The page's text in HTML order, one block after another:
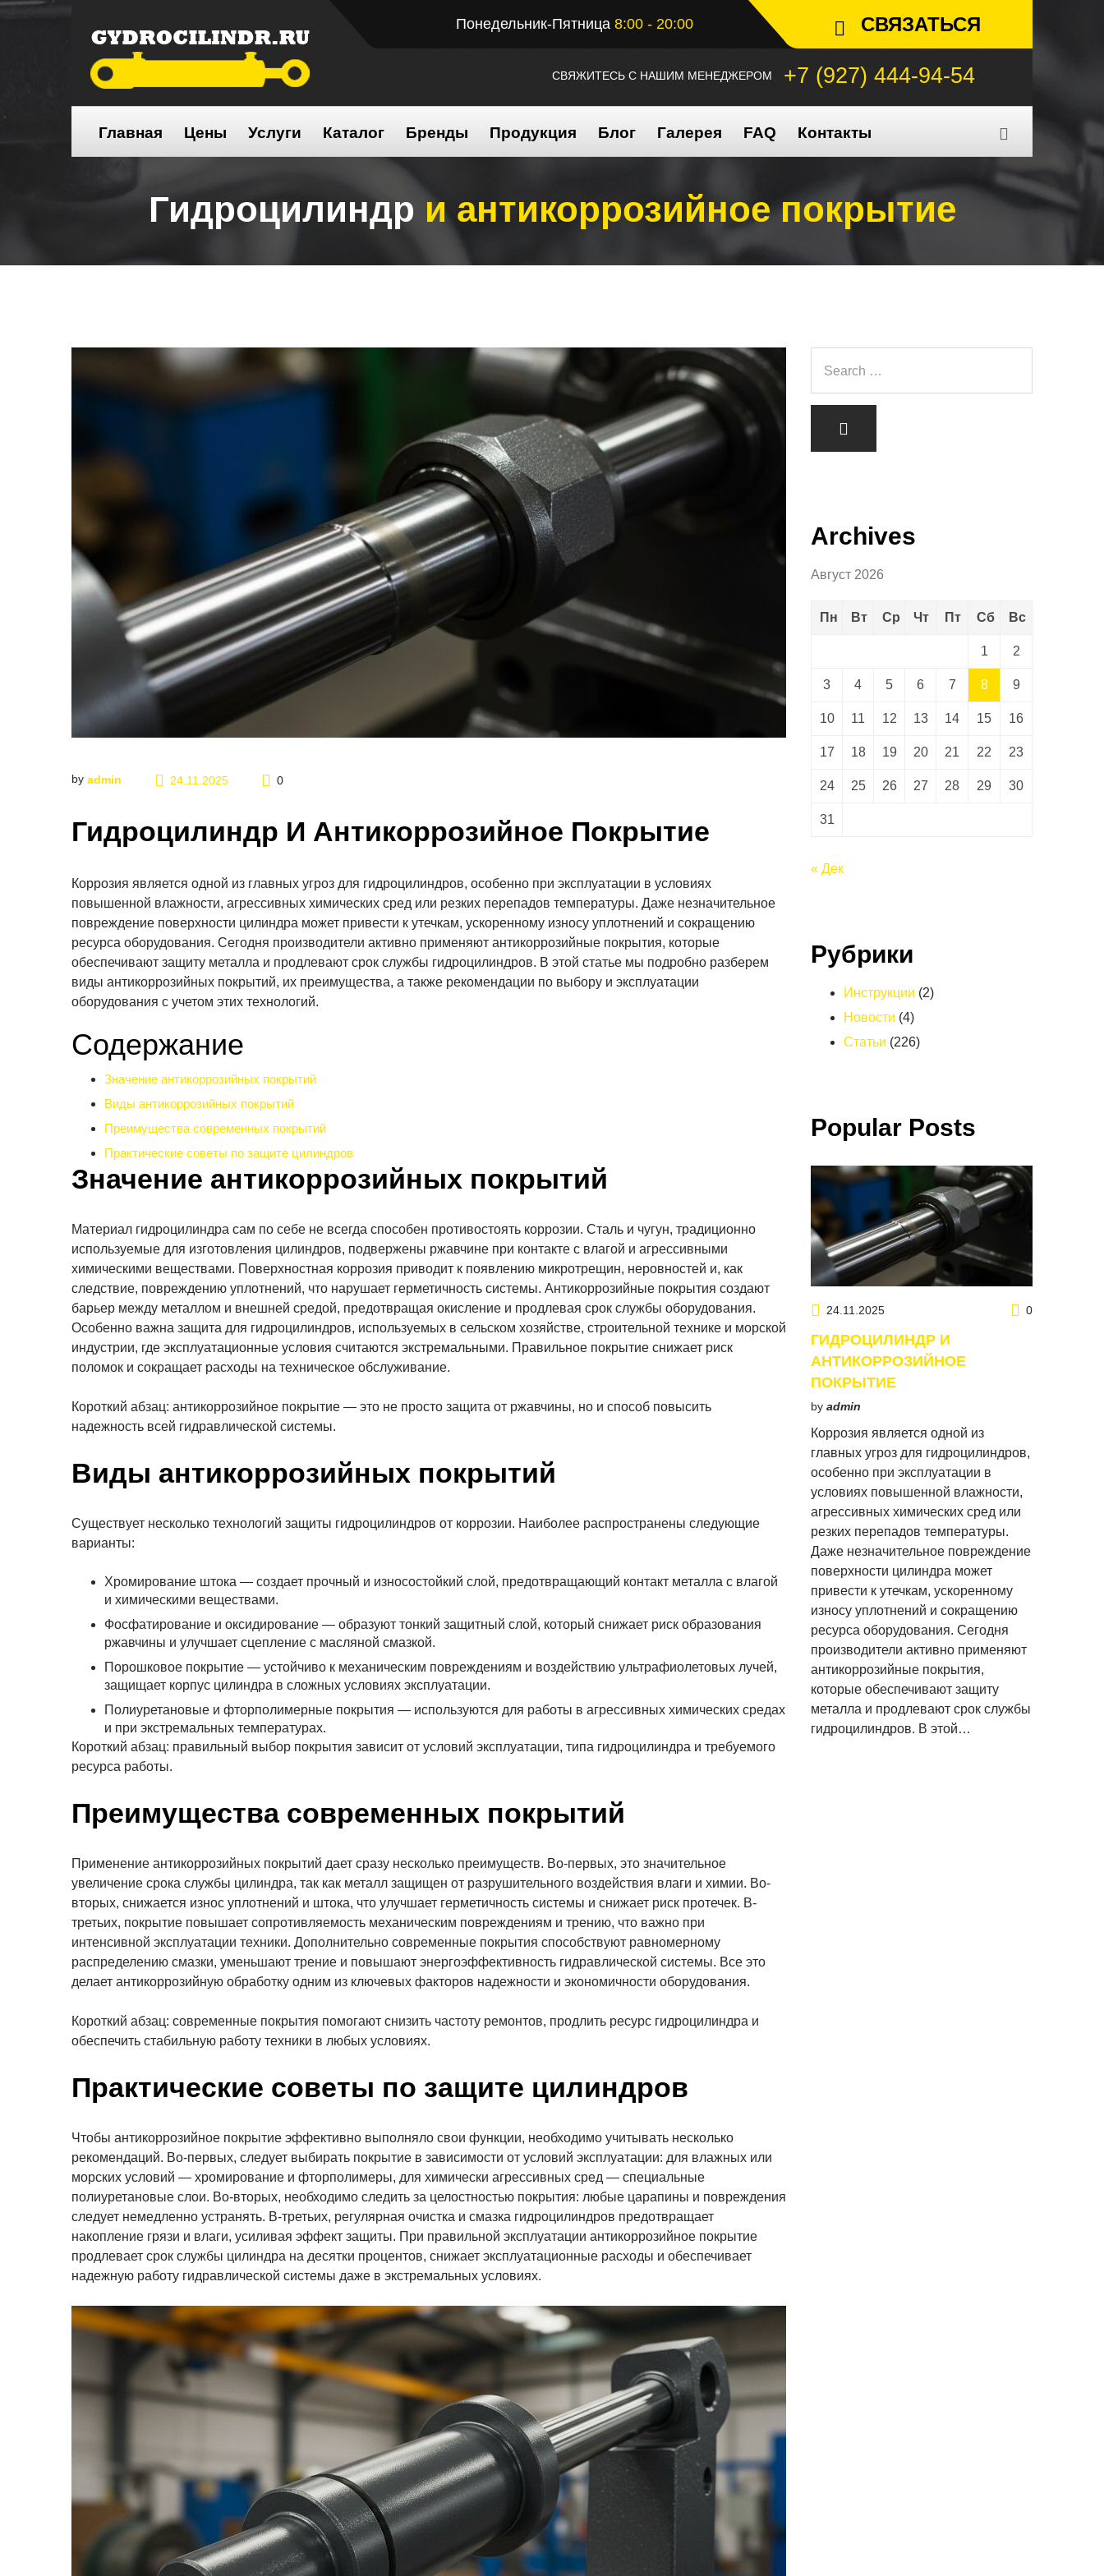
Понедельник-Пятница 8:00 - 20:00 СВЯЗАТЬСЯ
СВЯЖИТЕСЬ С НАШИМ МЕНЕДЖЕРОМ +7 (927) 444-94-54
Главная Цены Услуги Каталог Бренды Продукция Блог Галерея FAQ Контакты
Гидроцилиндр и антикоррозийное покрытие
by admin 24.11.2025 0
Гидроцилиндр И Антикоррозийное Покрытие
Коррозия является одной из главных угроз для гидроцилиндров, особенно при эксплуатации в условиях
повышенной влажности, агрессивных химических сред или резких перепадов температуры. Даже незначительное
повреждение поверхности цилиндра может привести к утечкам, ускоренному износу уплотнений и сокращению
ресурса оборудования. Сегодня производители активно применяют антикоррозийные покрытия, которые
обеспечивают защиту металла и продлевают срок службы гидроцилиндров. В этой статье мы подробно разберем
виды антикоррозийных покрытий, их преимущества, а также рекомендации по выбору и эксплуатации
оборудования с учетом этих технологий.
Содержание
Значение антикоррозийных покрытий
Виды антикоррозийных покрытий
Преимущества современных покрытий
Практические советы по защите цилиндров
Значение антикоррозийных покрытий
Материал гидроцилиндра сам по себе не всегда способен противостоять коррозии. Сталь и чугун, традиционно
используемые для изготовления цилиндров, подвержены ржавчине при контакте с влагой и агрессивными
химическими веществами. Поверхностная коррозия приводит к появлению микротрещин, неровностей и, как
следствие, повреждению уплотнений, что нарушает герметичность системы. Антикоррозийные покрытия создают
барьер между металлом и внешней средой, предотвращая окисление и продлевая срок службы оборудования.
Особенно важна защита для гидроцилиндров, используемых в сельском хозяйстве, строительной технике и морской
индустрии, где эксплуатационные условия считаются экстремальными. Правильное покрытие снижает риск
поломок и сокращает расходы на техническое обслуживание.
Короткий абзац: антикоррозийное покрытие — это не просто защита от ржавчины, но и способ повысить
надежность всей гидравлической системы.
Виды антикоррозийных покрытий
Существует несколько технологий защиты гидроцилиндров от коррозии. Наиболее распространены следующие
варианты:
Хромирование штока — создает прочный и износостойкий слой, предотвращающий контакт металла с влагой
и химическими веществами.
Фосфатирование и оксидирование — образуют тонкий защитный слой, который снижает риск образования
ржавчины и улучшает сцепление с масляной смазкой.
Порошковое покрытие — устойчиво к механическим повреждениям и воздействию ультрафиолетовых лучей,
защищает корпус цилиндра в сложных условиях эксплуатации.
Полиуретановые и фторполимерные покрытия — используются для работы в агрессивных химических средах
и при экстремальных температурах.
Короткий абзац: правильный выбор покрытия зависит от условий эксплуатации, типа гидроцилиндра и требуемого
ресурса работы.
Преимущества современных покрытий
Применение антикоррозийных покрытий дает сразу несколько преимуществ. Во-первых, это значительное
увеличение срока службы цилиндра, так как металл защищен от разрушительного воздействия влаги и химии. Во-
вторых, снижается износ уплотнений и штока, что улучшает герметичность системы и снижает риск протечек. В-
третьих, покрытие повышает сопротивляемость механическим повреждениям и трению, что важно при
интенсивной эксплуатации техники. Дополнительно современные покрытия способствуют равномерному
распределению смазки, уменьшают трение и повышают энергоэффективность гидравлической системы. Все это
делает антикоррозийную обработку одним из ключевых факторов надежности и экономичности оборудования.
Короткий абзац: современные покрытия помогают снизить частоту ремонтов, продлить ресурс гидроцилиндра и
обеспечить стабильную работу техники в любых условиях.
Практические советы по защите цилиндров
Чтобы антикоррозийное покрытие эффективно выполняло свои функции, необходимо учитывать несколько
рекомендаций. Во-первых, следует выбирать покрытие в зависимости от условий эксплуатации: для влажных или
морских условий — хромирование и фторполимеры, для химически агрессивных сред — специальные
полиуретановые слои. Во-вторых, необходимо следить за целостностью покрытия: любые царапины и повреждения
следует немедленно устранять. В-третьих, регулярная очистка и смазка гидроцилиндров предотвращает
накопление грязи и влаги, усиливая эффект защиты. При правильной эксплуатации антикоррозийное покрытие
продлевает срок службы цилиндра на десятки процентов, снижает эксплуатационные расходы и обеспечивает
надежную работу гидравлической системы даже в экстремальных условиях.
Archives
Август 2026
Пн Вт Ср Чт Пт Сб Вс
1 2
3 4 5 6 7 8 9
10 11 12 13 14 15 16
17 18 19 20 21 22 23
24 25 26 27 28 29 30
31
« Дек
Рубрики
Инструкции (2)
Новости (4)
Статьи (226)
Popular Posts
24.11.2025 0
ГИДРОЦИЛИНДР И
АНТИКОРРОЗИЙНОЕ
ПОКРЫТИЕ
by admin
Коррозия является одной из
главных угроз для гидроцилиндров,
особенно при эксплуатации в
условиях повышенной влажности,
агрессивных химических сред или
резких перепадов температуры.
Даже незначительное повреждение
поверхности цилиндра может
привести к утечкам, ускоренному
износу уплотнений и сокращению
ресурса оборудования. Сегодня
производители активно применяют
антикоррозийные покрытия,
которые обеспечивают защиту
металла и продлевают срок службы
гидроцилиндров. В этой…